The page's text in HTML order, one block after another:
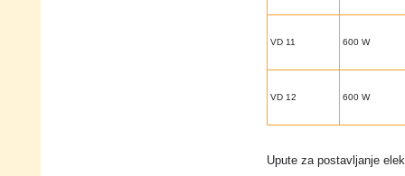
VD 11 600 W
VD 12 600 W
Upute za postavljanje